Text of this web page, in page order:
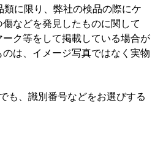
類に限り、弊社の検品の際にケ
などを発見したものに関して
ク等をして掲載している場合が
は、イメージ写真ではなく実物
も、識別番号などをお選びする